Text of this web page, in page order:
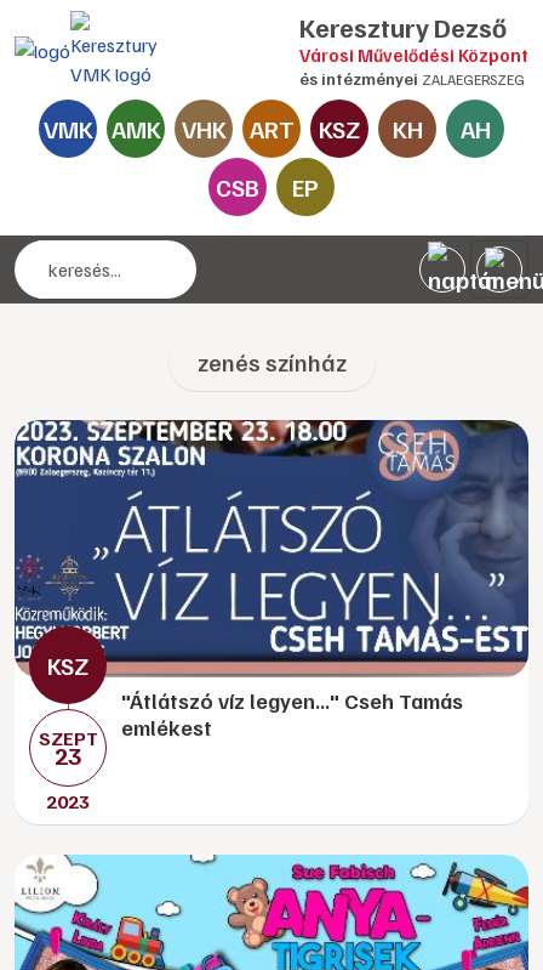
Keresztury Dezső
Városi Művelődési Központ
és intézményei ZALAEGERSZEG
VMK AMK VHK ART KSZ KH
AH
CSB
EP
zenés színház
SZEPT
23
2023
"Átlátszó víz legyen..." Cseh Tamás
emlékest